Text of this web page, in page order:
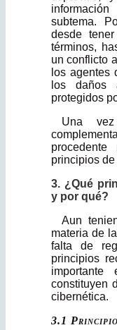
subtema.
desde
términos,
un conflicto
los agentes
los daños
protegidos
Una
principios
3. ¿Qué
y por qué?
Aun
materia de
falta de
principios
constituyen
cibernética.
3.1